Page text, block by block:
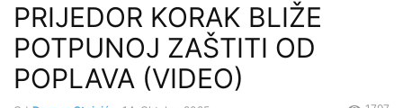
PRIJEDOR KORAK BLIŽE
POTPUNOJ ZAŠTITI OD
POPLAVA (VIDEO)